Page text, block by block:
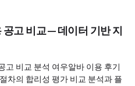
공고 비교—데이터 기반 지
고 비교 분석 여우알바 이용 후기
차의 합리성 평가 비교 분석과 플